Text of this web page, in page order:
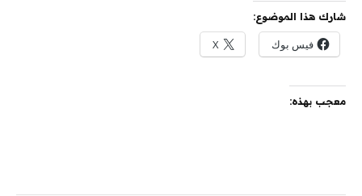
شارك هذا الموضوع:
فيس بوك X
معجب بهذه: